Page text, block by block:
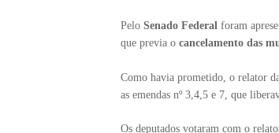
Pelo Senado Federal foram
que previa o cancelamento das
Como havia prometido, o relator
as emendas nº 3,4,5 e 7, que
Os deputados votaram com o